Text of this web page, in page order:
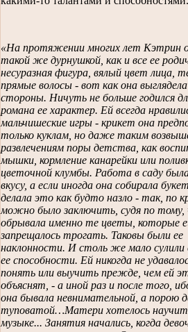
«На протяжении многих лет Кэтрин
такой же дурнушкой, как и все ее
несуразная фигура, вялый цвет лица,
прямые волосы - вот как она
стороны. Ничуть не больше годился
романа ее характер. Ей всегда
мальчишеские игры - крикет она
только куклам, но даже таким
развлечениям поры детства, как
мышки, кормление канарейки или
цветочной клумбы. Работа в саду
вкусу, а если иногда она собирала
делала это как будто назло - так, по
можно было заключить, судя по тому,
обрывала именно те цветы, которые
запрещалось трогать. Таковы были ее
наклонности. И столь же мало сулили
ее способности. Ей никогда не
понять или выучить прежде, чем ей
объяснят, - а иной раз и после того,
она бывала невнимательной, а порою
туповатой…Матери хотелось
музыке... Занятия начались, когда